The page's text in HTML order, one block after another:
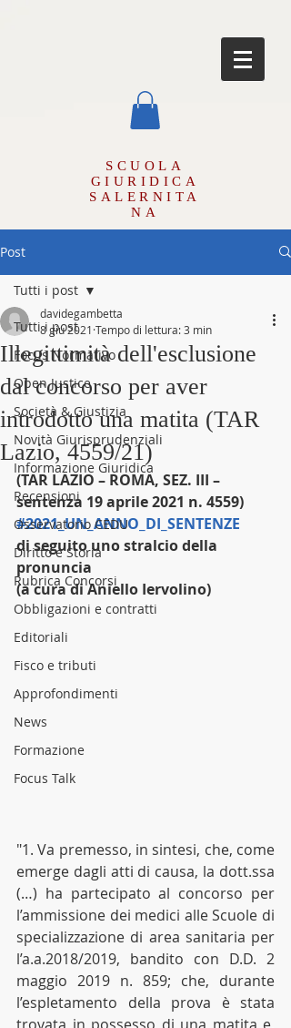
SCUOLA
GIURIDICA
SALERNITA
NA
Post
Tutti i post
Focus Normativo
Open Justice
Società & Giustizia
Novità Giurisprudenziali
Informazione Giuridica
Recensioni
Osservatorio CEDU
Diritto e Storia
Rubrica Concorsi
Obbligazioni e contratti
Editoriali
Fisco e tributi
Approfondimenti
News
Formazione
Focus Talk
Tutti i post
Illegittimità dell'esclusione
dal concorso per aver
introdotto una matita (TAR
Lazio, 4559/21)
davidegambetta
8 giu 2021 Tempo di lettura: 3 min
(TAR LAZIO – ROMA, SEZ. III –
sentenza 19 aprile 2021 n. 4559)
#2021_UN_ANNO_DI_SENTENZE
di seguito uno stralcio della
pronuncia
(a cura di Aniello Iervolino)
"1. Va premesso, in sintesi, che, come
emerge dagli atti di causa, la dott.ssa
(…) ha partecipato al concorso per
l’ammissione dei medici alle Scuole di
specializzazione di area sanitaria per
l’a.a.2018/2019, bandito con D.D. 2
maggio 2019 n. 859; che, durante
l’espletamento della prova è stata